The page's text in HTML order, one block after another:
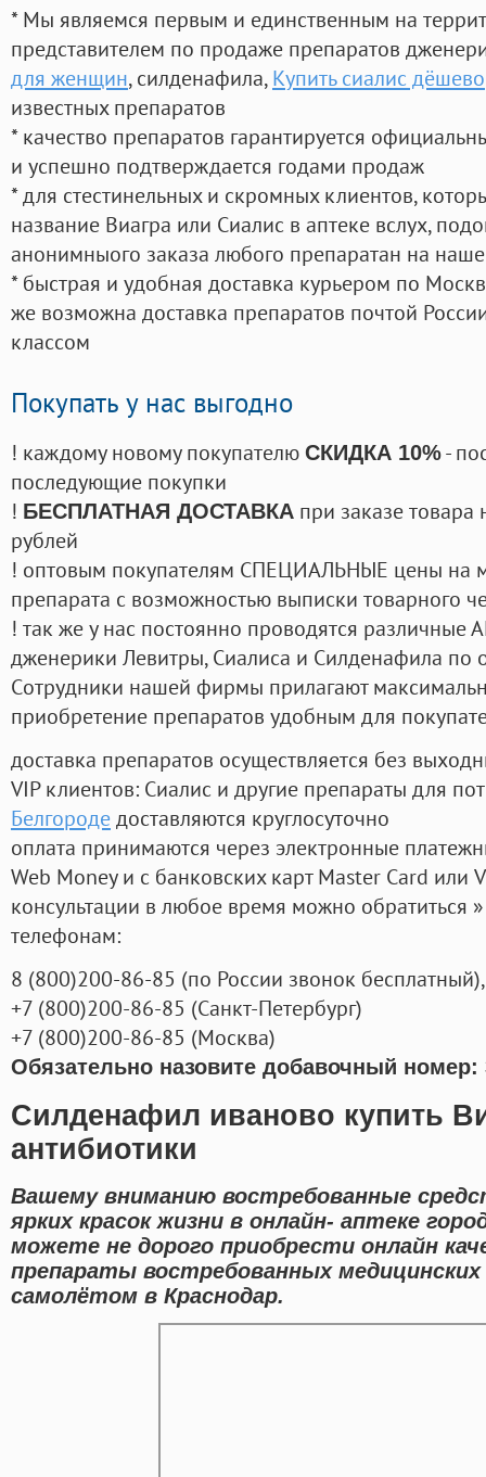
* Мы являемся первым и единственным на
представителем по продаже препаратов
для женщин, силденафила, Купить сиалис дёшево
известных препаратов
* качество препаратов гарантируется
и успешно подтверждается годами продаж
* для стестинельных и скромных клиентов,
название Виагра или Сиалис в аптеке вслух,
анонимныого заказа любого препаратан на
* быстрая и удобная доставка курьером по
же возможна доставка препаратов почтой
классом
Покупать у нас выгодно
! каждому новому покупателю СКИДКА 10%-
последующие покупки
! БЕСПЛАТНАЯ ДОСТАВКА при заказе
рублей
! оптовым покупателям СПЕЦИАЛЬНЫЕ цены на
препарата с возможностью выписки товарного
! так же у нас постоянно проводятся
дженерики Левитры, Сиалиса и Силденафила по
Cотрудники нашей фирмы прилагают
приобретение препаратов удобным для
доставка препаратов осуществляется без
VIP клиентов: Сиалис и другие препараты для
Белгородедоставляются круглосуточно
оплата принимаются через электронные
Web Money и с банковских карт Master Card или
консультации в любое время можно обратиться
телефонам:
8 (800)200-86-85 (по России звонок бесплатный),
+7 (800)200-86-85 (Санкт-Петербург)
+7 (800)200-86-85 (Москва)
Обязательно назовите добавочный номер:
Силденафил иваново купить
антибиотики
Вашему вниманию востребованные
ярких красок жизни в онлайн- аптеке
можете не дорого приобрести онлайн
препараты востребованных медицинских
самолётом в Краснодар.